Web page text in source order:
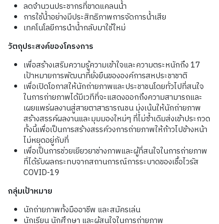
ลดจำนวนประชากรที่ขาดแคลนน้ำ
การใช้น้ำอย่างมีประสิทธิภาพการจัดการน้ำเสีย
เทคโนโลยีการนำน้ำกลับมาใช้ใหม่
วัตถุประสงค์ของโครงการ
เพื่อสร้างเสริมความรู้ความเข้าใจและความตระหนักถึง17
เป้าหมายการพัฒนาที่ยั่งยืนขององค์การสหประชาชาติ
เพื่อเปิดโอกาสให้นักถ่ายภาพและประชาชนโดยทั่วไปที่สนใจ
ในการถ่ายภาพได้มีเวทีที่จะแสดงออกถึงความสามารถและ
เผยแพร่ผลงานสู่สายตาสาธารณชน มุ่งเน้นให้นักถ่ายภาพ
สร้างสรรค์ผลงานและมุมมองใหม่ๆ ที่ไม่ซ้ำเดิมส่งเข้าประกวด
ทั้งนี้เพื่อเป็นการสร้างสรรค์วงการถ่ายภาพให้ก้าวไปข้างหน้า
ไม่หยุดอยู่กับที่
เพื่อเป็นการช่วยเยียวยาช่างภาพและผู้ที่สนใจในการถ่ายภาพ
ที่ได้รับผลกระทบจากสถานการณ์การระบาดของเชื้อไวรัส
COVID-19
กลุ่มเป้าหมาย
นักถ่ายภาพทั้งมืออาชีพ และสมัครเล่น
นักเรียน นักศึกษา และผู้สนใจในการถ่ายภาพ